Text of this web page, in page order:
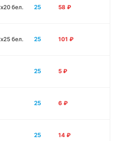
бел. 25 58 ₽
бел. 25 101 ₽
25 5 ₽
25 6 ₽
25 14 ₽